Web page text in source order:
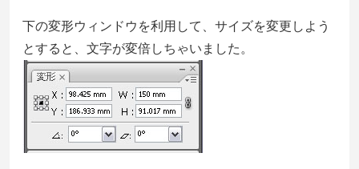
下の変形ウィンドウを利用して、サイズを変更しよう
とすると、文字が変倍しちゃいました。